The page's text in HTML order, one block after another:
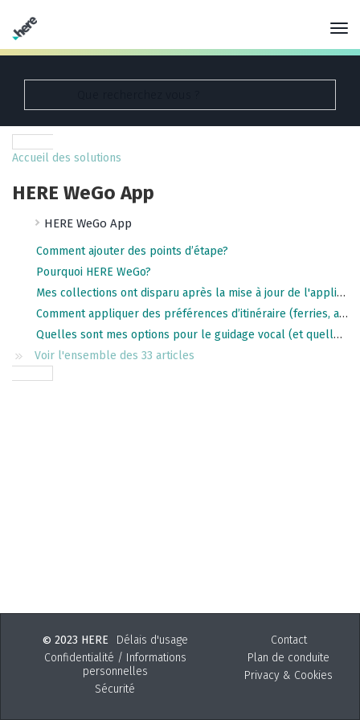
Accueil des solutions
HERE WeGo App
HERE WeGo App
Comment ajouter des points d’étape?
Pourquoi HERE WeGo?
Mes collections ont disparu après la mise à jour de l'application ! Que devrais-je faire?
Comment appliquer des préférences d’itinéraire (ferries, autoroutes, routes à péage, etc)?
Quelles sont mes options pour le guidage vocal (et quelles sont les langues disponibles)?
Voir l'ensemble des 33 articles
© 2023 HERE
Délais d'usage
Confidentialité / Informations
personnelles
Sécurité
Contact
Plan de conduite
Privacy & Cookies